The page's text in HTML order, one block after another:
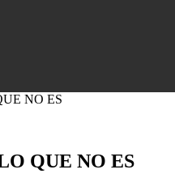
NO ES
QUE NO ES